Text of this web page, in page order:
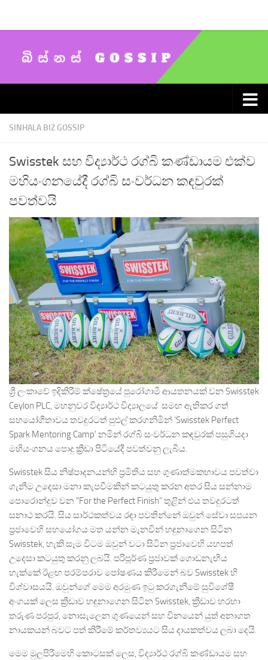
SINHALA BIZ GOSSIP
Swisstek සහ විද්‍යාර්ථ රග්බි කණ්ඩායම එක්ව
මහියංගනයේදී රග්බි සංවර්ධන කඳවුරක්
පවත්වයි
ශ්‍රී ලංකාවේ ඉදිකිරීම් ක්ෂේත්‍රයේ පුරෝගාමී ආයතනයක් වන Swisstek
Ceylon PLC, මහනුවර විද්‍යාර්ථ විද්‍යාලයේ සමඟ ඇතිකර ගත්
සහයෝගීතාවය තවදුරටත් පුළුල් කරගනිමින් ‘Swisstek Perfect
Spark Mentoring Camp’ නමින් රග්බි සංවර්ධන කඳවුරක් පසුගියදා
මහියංගනය පොදු ක්‍රීඩා පිටියේදී පවත්වනු ලැබීය.
Swisstek සිය නිෂ්පාදනයන්හි ප්‍රමිතිය සහ ගුණාත්මකභාවය පවත්වා
ගැනීම උදෙසා මනා කැපවීමකින් කටයුතු කරන අතර සිය සන්නාම
පොරොන්දුව වන “For the Perfect Finish” තුළින් එය තවදුරටත්
සනාථ කරයි. සිය සාර්ථකත්වය රඳා පවතින්නේ ඔවුන් සේවා සපයන
ප්‍රජාවෙහි සහයෝගය මත යන්න මැනවින් හඳුනාගෙන සිටින
Swisstek, හැකි සෑම විටම ඔවුන් වටා සිටින ප්‍රජාවෙහි යහපත්
උදෙසා කටයුතු කරනු ලබයි. පරිපූර්ණ ප්‍රජාවක් ගොඩනැඟිය
හැක්කේ ඊළඟ පරම්පරාව පෝෂණය කිරීමෙන් බව Swisstek හි
විශ්වාසයයි. ඔවුන්ගේ මෙම අරමුණ ඉටු කරගැනීමේ සුවිශේෂී
අංගයක් ලෙස ක්‍රීඩාව හඳුනාගෙන සිටින Swisstek, ක්‍රීඩාව හරහා
තරුණ පරපුර, නොසැලෙන ගුණයෙන් සහ විනයෙන් යුත් අනාගත
නායකයන් බවට පත් කිරීමේ කර්තව්‍යයට සිය දායකත්වය ලබා දෙයි.
මෙම මුලපිරීමෙහි කොටසක් ලෙස, විද්‍යාර්ථ රග්බි කණ්ඩායම සහ